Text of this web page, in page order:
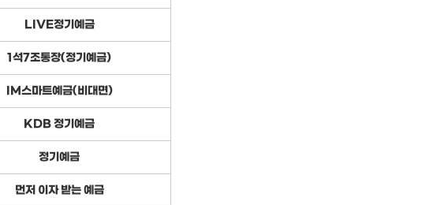
LIVE정기예금
1석7조통장(정기예금)
IM스마트예금(비대면)
KDB 정기예금
정기예금
먼저 이자 받는 예금